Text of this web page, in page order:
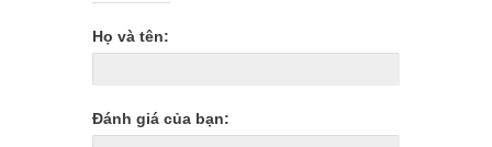
Họ và tên:
Đánh giá của bạn: